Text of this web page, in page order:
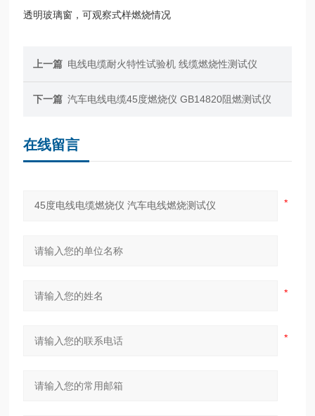
透明玻璃窗，可观察式样燃烧情况
上一篇 电线电缆耐火特性试验机 线缆燃烧性测试仪
下一篇 汽车电线电缆45度燃烧仪 GB14820阻燃测试仪
在线留言